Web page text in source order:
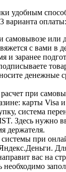
удобным
варианта оплаты:
или
с вами в
и заранее
денежные
при
карты Visa
система
Здесь нужно
держателя.
при
вас на
необходимо